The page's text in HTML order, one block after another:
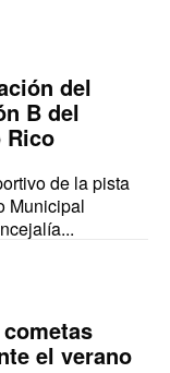
del
B del
Rico
de la pista
Municipal
el verano